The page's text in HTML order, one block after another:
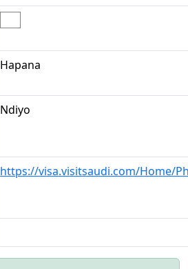
Hapana
Ndiyo
https://visa.visitsaudi.com/Home/